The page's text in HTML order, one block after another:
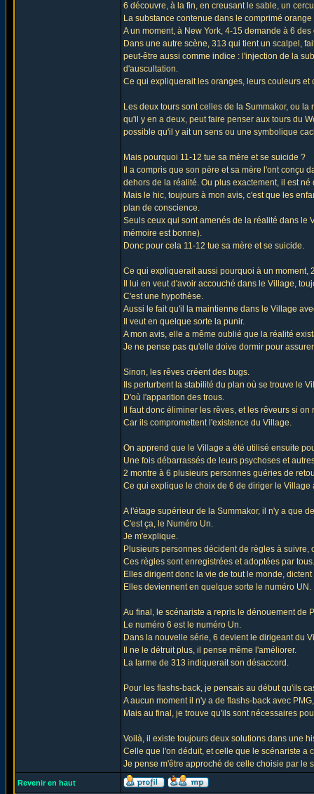
6 découvre, à la fin, en creusant le sable, un
La substance contenue dans le comprimé
A un moment, à New York, 4-15 demande à 6
Dans une autre scène, 313 qui tient un scalpel,
peut-être aussi comme indice : l'injection de la
d'auscultation.
Ce qui expliquerait les oranges, leurs couleurs
Les deux tours sont celles de la Summakor, ou
qu'il y en a deux, peut faire penser aux tours du
possible qu'il y ait un sens ou une symbolique
Mais pourquoi 11-12 tue sa mère et se suicide ?
Il a compris que son père et sa mère l'ont
dehors de la réalité. Ou plus exactement, il est né
Mais le hic, toujours à mon avis, c'est que les
plan de conscience.
Seuls ceux qui sont amenés de la réalité dans le
mémoire est bonne).
Donc pour cela 11-12 tue sa mère et se suicide.
Ce qui expliquerait aussi pourquoi à un moment,
Il lui en veut d'avoir accouché dans le Village,
C'est une hypothèse.
Aussi le fait qu'il la maintienne dans le Village
Il veut en quelque sorte la punir.
A mon avis, elle a même oublié que la réalité
Je ne pense pas qu'elle doive dormir pour
Sinon, les rêves créent des bugs.
Ils perturbent la stabilité du plan où se trouve le
D'où l'apparition des trous.
Il faut donc éliminer les rêves, et les rêveurs si
Car ils compromettent l'existence du Village.
On apprend que le Village a été utilisé ensuite
Une fois débarrassés de leurs psychoses et
2 montre à 6 plusieurs personnes guéries de
Ce qui explique le choix de 6 de diriger le Village
A l'étage supérieur de la Summakor, il n'y a que
C'est ça, le Numéro Un.
Je m'explique.
Plusieurs personnes décident de règles à suivre,
Ces règles sont enregistrées et adoptées par tous.
Elles dirigent donc la vie de tout le monde,
Elles deviennent en quelque sorte le numéro
Au final, le scénariste a repris le dénouement de
Le numéro 6 est le numéro Un.
Dans la nouvelle série, 6 devient le dirigeant du
Il ne le détruit plus, il pense même l'améliorer.
La larme de 313 indiquerait son désaccord.
Pour les flashs-back, je pensais au début qu'ils
A aucun moment il n'y a de flashs-back avec
Mais au final, je trouve qu'ils sont nécessaires
Voilà, il existe toujours deux solutions dans une
Celle que l'on déduit, et celle que le scénariste a
Je pense m'être approché de celle choisie par le
Revenir en haut